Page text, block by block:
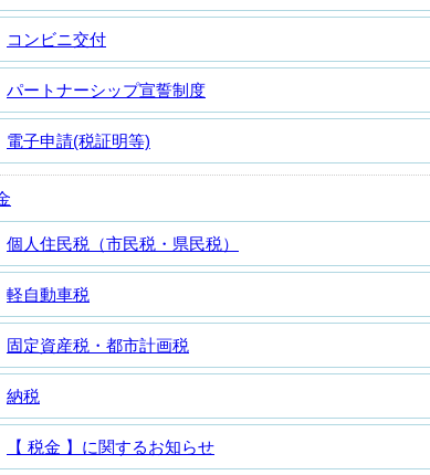
コンビニ交付
パートナーシップ宣誓制度
電子申請(税証明等)
個人住民税（市民税・県民税）
軽自動車税
固定資産税・都市計画税
納税
【 税金 】に関するお知らせ